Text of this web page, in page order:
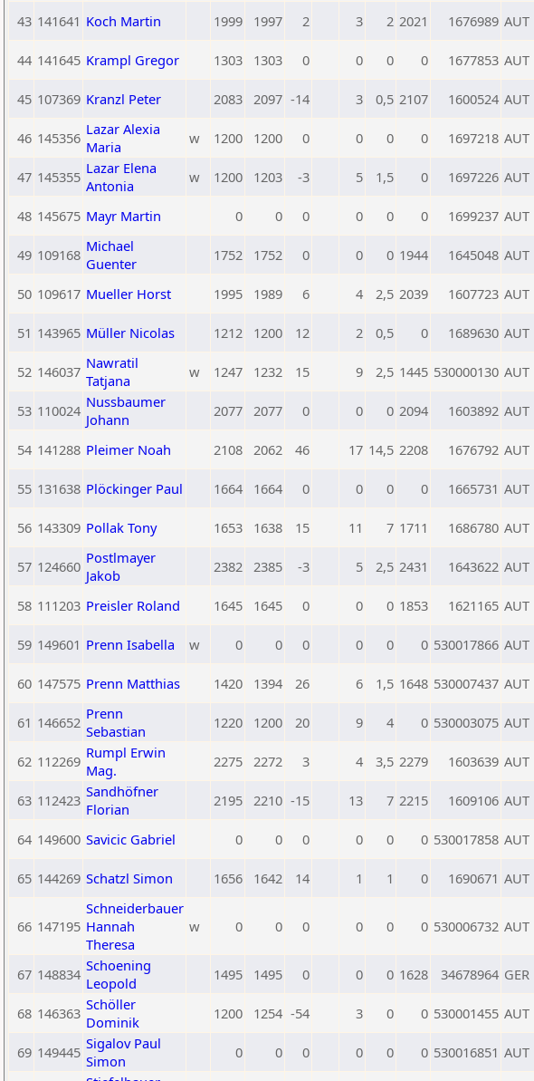
43 141641 Koch Martin 1999 1997 2 3 2 2021 1676989 AUT
44 141645 Krampl Gregor 1303 1303 0 0 0 0 1677853 AUT
45 107369 Kranzl Peter 2083 2097 -14 3 0,5 2107 1600524 AUT
46 145356 Lazar Alexia
Maria
w 1200 1200 0 0 0 0 1697218 AUT
47 145355 Lazar Elena
Antonia
w 1200 1203 -3 5 1,5 0 1697226 AUT
48 145675 Mayr Martin 0 0 0 0 0 0 1699237 AUT
49 109168 Michael
Guenter
1752 1752 0 0 0 1944 1645048 AUT
50 109617 Mueller Horst 1995 1989 6 4 2,5 2039 1607723 AUT
51 143965 Müller Nicolas 1212 1200 12 2 0,5 0 1689630 AUT
52 146037 Nawratil
Tatjana
w 1247 1232 15 9 2,5 1445 530000130 AUT
53 110024 Nussbaumer
Johann
2077 2077 0 0 0 2094 1603892 AUT
54 141288 Pleimer Noah 2108 2062 46 17 14,5 2208 1676792 AUT
55 131638 Plöckinger Paul 1664 1664 0 0 0 0 1665731 AUT
56 143309 Pollak Tony 1653 1638 15 11 7 1711 1686780 AUT
57 124660 Postlmayer
Jakob
2382 2385 -3 5 2,5 2431 1643622 AUT
58 111203 Preisler Roland 1645 1645 0 0 0 1853 1621165 AUT
59 149601 Prenn Isabella w 0 0 0 0 0 0 530017866 AUT
60 147575 Prenn Matthias 1420 1394 26 6 1,5 1648 530007437 AUT
61 146652 Prenn
Sebastian
1220 1200 20 9 4 0 530003075 AUT
62 112269 Rumpl Erwin
Mag.
2275 2272 3 4 3,5 2279 1603639 AUT
63 112423 Sandhöfner
Florian
2195 2210 -15 13 7 2215 1609106 AUT
64 149600 Savicic Gabriel 0 0 0 0 0 0 530017858 AUT
65 144269 Schatzl Simon 1656 1642 14 1 1 0 1690671 AUT
66 147195
Schneiderbauer
Hannah
Theresa
w 0 0 0 0 0 0 530006732 AUT
67 148834 Schoening
Leopold
1495 1495 0 0 0 1628 34678964 GER
68 146363 Schöller
Dominik
1200 1254 -54 3 0 0 530001455 AUT
69 149445 Sigalov Paul
Simon
0 0 0 0 0 0 530016851 AUT